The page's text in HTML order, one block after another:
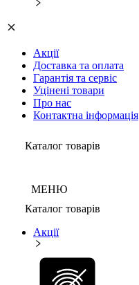
Акції
Доставка та оплата
Гарантія та сервіс
Уцінені товари
Про нас
Контактна інформація
Каталог товарів
МЕНЮ
Каталог товарів
Акції